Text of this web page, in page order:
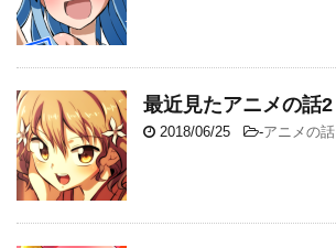
最近見たアニメの話2
2018/06/25 -アニメの話